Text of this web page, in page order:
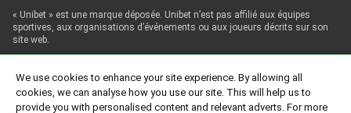
« Unibet » est une marque déposée. Unibet n’est pas affilié aux équipes
sportives, aux organisations d’événements ou aux joueurs décrits sur son
site web.
social est situé Zeedijk 150, 8370 Blankenberge, Belgique. Blankenberge
Casino-Kursaal N.V. a conclu un accord de coopération avec Unibet
(Belgium) Limited pour l’hébergement du site web par Unibet (Belgium)
We use cookies to enhance your site experience. By allowing all
cookies, we can analyse how you use our site. This will help us to
provide you with personalised content and relevant adverts. For more